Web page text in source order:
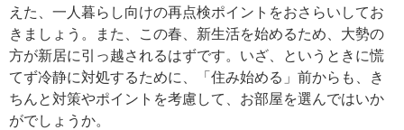
えた、一人暮らし向けの再点検ポイントをおさらいしてお
きましょう。また、この春、新生活を始めるため、大勢の
方が新居に引っ越されるはずです。いざ、というときに慌
てず冷静に対処するために、「住み始める」前からも、き
ちんと対策やポイントを考慮して、お部屋を選んではいか
がでしょうか。